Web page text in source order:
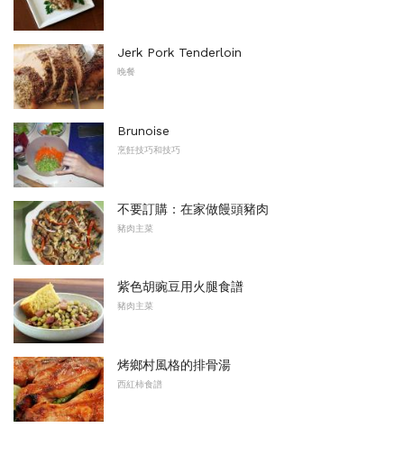
Jerk Pork Tenderloin
晚餐
Brunoise
烹飪技巧和技巧
不要訂購：在家做饅頭豬肉
豬肉主菜
紫色胡豌豆用火腿食譜
豬肉主菜
烤鄉村風格的排骨湯
西紅柿食譜